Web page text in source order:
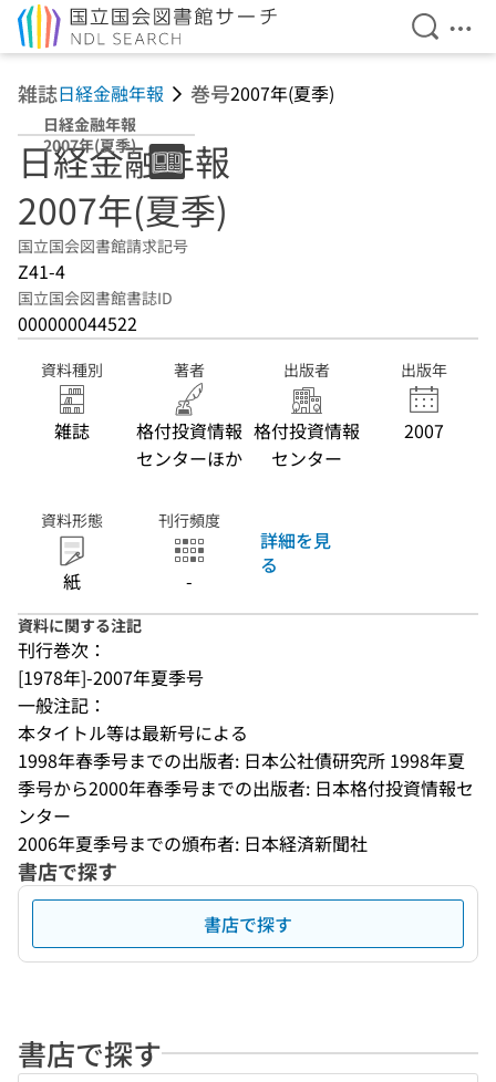
検索を
メ
雑誌日経金融年報 巻号2007年(夏季)
日経金融年報
2007年(夏季)
日経金融年報
2007年(夏季)
国立国会図書館請求記号
Z41-4
国立国会図書館書誌ID
000000044522
資料種別
雑誌
著者
格付投資情報
センターほか
出版者
格付投資情報
センター
出版年
2007
資料形態
紙
刊行頻度
-
詳細を見
る
資料に関する注記
刊行巻次：
[1978年]-2007年夏季号
一般注記：
本タイトル等は最新号による
1998年春季号までの出版者: 日本公社債研究所 1998年夏
季号から2000年春季号までの出版者: 日本格付投資情報セ
ンター
2006年夏季号までの頒布者: 日本経済新聞社
書店で探す
書店で探す
書店で探す